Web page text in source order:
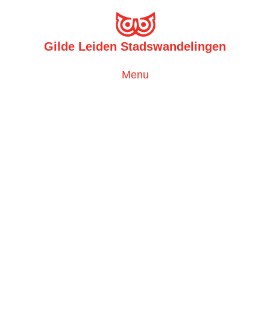
Gilde Leiden Stadswandelingen
Toggle
Menu